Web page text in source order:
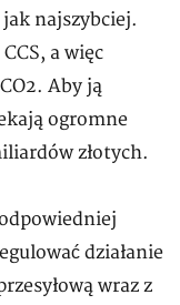
najszybciej.
a więc
Aby ją
ogromne
złotych.
działanie
wraz z